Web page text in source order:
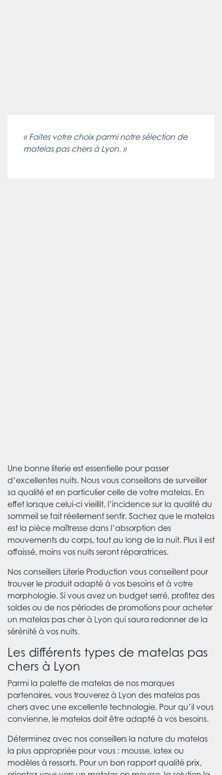
« Faites votre choix parmi notre sélection de
matelas pas chers à Lyon. »
Une bonne literie est essentielle pour passer
d’excellentes nuits. Nous vous conseillons de surveiller
sa qualité et en particulier celle de votre matelas. En
effet lorsque celui-ci vieillit, l’incidence sur la qualité du
sommeil se fait réellement sentir. Sachez que le matelas
est la pièce maîtresse dans l’absorption des
mouvements du corps, tout au long de la nuit. Plus il est
affaissé, moins vos nuits seront réparatrices.
Nos conseillers Literie Production vous conseillent pour
trouver le produit adapté à vos besoins et à votre
morphologie. Si vous avez un budget serré, profitez des
soldes ou de nos périodes de promotions pour acheter
un matelas pas cher à Lyon qui saura redonner de la
sérénité à vos nuits.
Les différents types de matelas pas
chers à Lyon
Parmi la palette de matelas de nos marques
partenaires, vous trouverez à Lyon des matelas pas
chers avec une excellente technologie. Pour qu’il vous
convienne, le matelas doit être adapté à vos besoins.
Déterminez avec nos conseillers la nature du matelas
la plus appropriée pour vous : mousse, latex ou
modèles à ressorts. Pour un bon rapport qualité prix,